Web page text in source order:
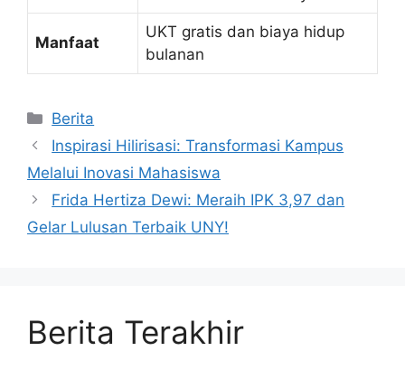
Manfaat
UKT gratis dan biaya hidup
bulanan
Kategori
Berita
Inspirasi Hilirisasi: Transformasi Kampus
Melalui Inovasi Mahasiswa
Frida Hertiza Dewi: Meraih IPK 3,97 dan
Gelar Lulusan Terbaik UNY!
Berita Terakhir